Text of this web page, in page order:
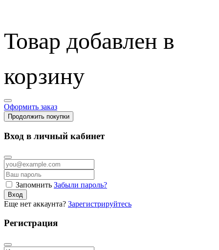
Товар добавлен в
корзину
Оформить заказ
Продолжить покупки
Вход в личный кабинет
Запомнить Забыли пароль?
Вход
Еще нет аккаунта? Зарегистрируйтесь
Регистрация